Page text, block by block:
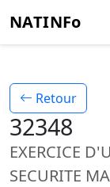
NATINFo
Retour
32348
EXERCICE
SECURITE